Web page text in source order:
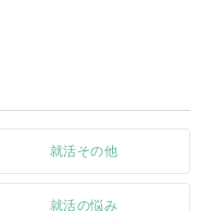
就活その他
就活の悩み